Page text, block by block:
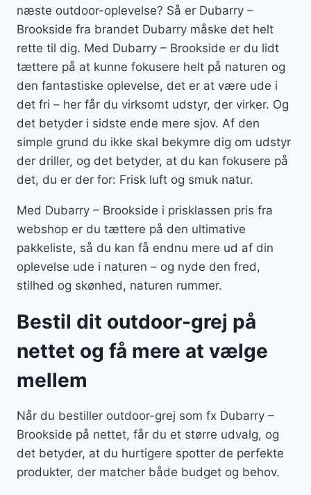
næste outdoor-oplevelse? Så er Dubarry –
Brookside fra brandet Dubarry måske det helt
rette til dig. Med Dubarry – Brookside er du lidt
tættere på at kunne fokusere helt på naturen og
den fantastiske oplevelse, det er at være ude i
det fri – her får du virksomt udstyr, der virker. Og
det betyder i sidste ende mere sjov. Af den
simple grund du ikke skal bekymre dig om udstyr
der driller, og det betyder, at du kan fokusere på
det, du er der for: Frisk luft og smuk natur.
Med Dubarry – Brookside i prisklassen pris fra
webshop er du tættere på den ultimative
pakkeliste, så du kan få endnu mere ud af din
oplevelse ude i naturen – og nyde den fred,
stilhed og skønhed, naturen rummer.
Bestil dit outdoor-grej på
nettet og få mere at vælge
mellem
Når du bestiller outdoor-grej som fx Dubarry –
Brookside på nettet, får du et større udvalg, og
det betyder, at du hurtigere spotter de perfekte
produkter, der matcher både budget og behov.